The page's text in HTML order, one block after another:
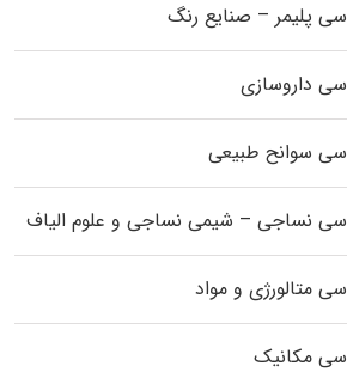
پلیمر – صنایع رنگ
داروسازی
سوانح طبیعی
نساجی – شیمی نساجی و علوم الیاف
متالورژی و مواد
مکانیک